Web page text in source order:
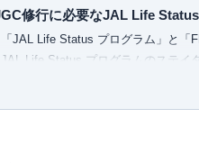
修行に必要なJAL Life
「JAL Life Status プログラム」と「
JAL Life Status プログラムのステイ